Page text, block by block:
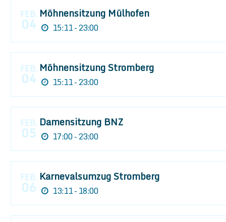
FEB.
04
Möhnensitzung Mülhofen
15:11 - 23:00
FEB.
04
Möhnensitzung Stromberg
15:11 - 23:00
FEB.
05
Damensitzung BNZ
17:00 - 23:00
FEB.
06
Karnevalsumzug Stromberg
13:11 - 18:00